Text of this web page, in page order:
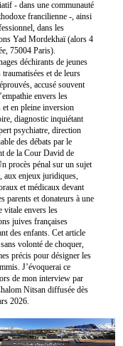
- dans une communauté
francilienne -, ainsi
dans les
Yad Mordekhaï (alors 4
75004 Paris).
déchirants de jeunes
et de leurs
accusé souvent
envers les
et en pleine inversion
diagnostic inquiétant
psychiatre, direction
des débats par le
de la Cour David de
procès pénal sur un sujet
aux enjeux juridiques,
et médicaux devant
parents et donateurs à une
vitale envers les
juives françaises
des enfants. Cet article
volonté de choquer,
précis pour désigner les
J’évoquerai ce
de mon interview par
Nitsan diffusée dès
2026.